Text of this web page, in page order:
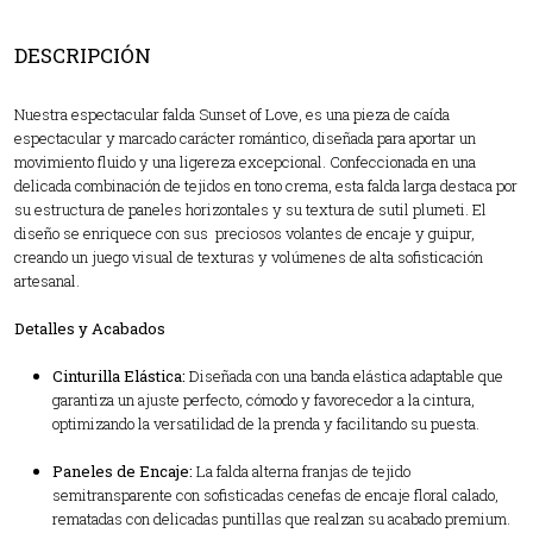
DESCRIPCIÓN
Nuestra espectacular falda Sunset of Love, es una pieza de caída
espectacular y marcado carácter romántico, diseñada para aportar un
movimiento fluido y una ligereza excepcional. Confeccionada en una
delicada combinación de tejidos en tono crema, esta falda larga destaca por
su estructura de paneles horizontales y su textura de sutil plumeti. El
diseño se enriquece con sus preciosos volantes de encaje y guipur,
creando un juego visual de texturas y volúmenes de alta sofisticación
artesanal.
Detalles y Acabados
Cinturilla Elástica: Diseñada con una banda elástica adaptable que
garantiza un ajuste perfecto, cómodo y favorecedor a la cintura,
optimizando la versatilidad de la prenda y facilitando su puesta.
Paneles de Encaje: La falda alterna franjas de tejido
semitransparente con sofisticadas cenefas de encaje floral calado,
rematadas con delicadas puntillas que realzan su acabado premium.